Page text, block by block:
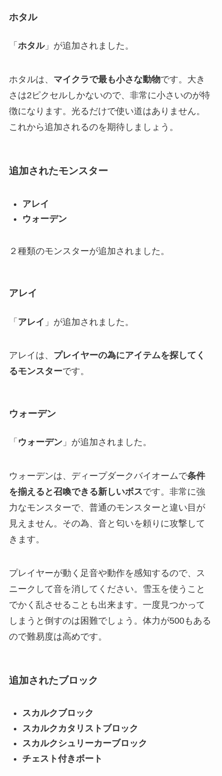
ホタル
「 ホタル」が追加されました。
ホタルは、 マイクラで最も小さな動物です。大き
さは2ピクセルしかないので、非常に小さいのが特
徴になります。光るだけで使い道はありません。
これから追加されるのを期待しましょう。
追加されたモンスター
アレイ
ウォーデン
２種類のモンスターが追加されました。
アレイ
「 アレイ 」が追加されました。
アレイは、 プレイヤーの為にアイテムを探してく
るモンスターです。
ウォーデン
「 ウォーデン」が追加されました。
ウォーデンは、ディープダークバイオームで条件
を揃えると召喚できる新しいボスです。非常に強
力なモンスターで、普通のモンスターと違い目が
見えません。その為、音と匂いを頼りに攻撃して
きます。
プレイヤーが動く足音や動作を感知するので、ス
ニークして音を消してください。雪玉を使うこと
でかく乱させることも出来ます。一度見つかって
しまうと倒すのは困難でしょう。体力が500もある
ので難易度は高めです。
追加されたブロック
スカルクブロック
スカルクカタリストブロック
スカルクシュリーカーブロック
チェスト付きボート